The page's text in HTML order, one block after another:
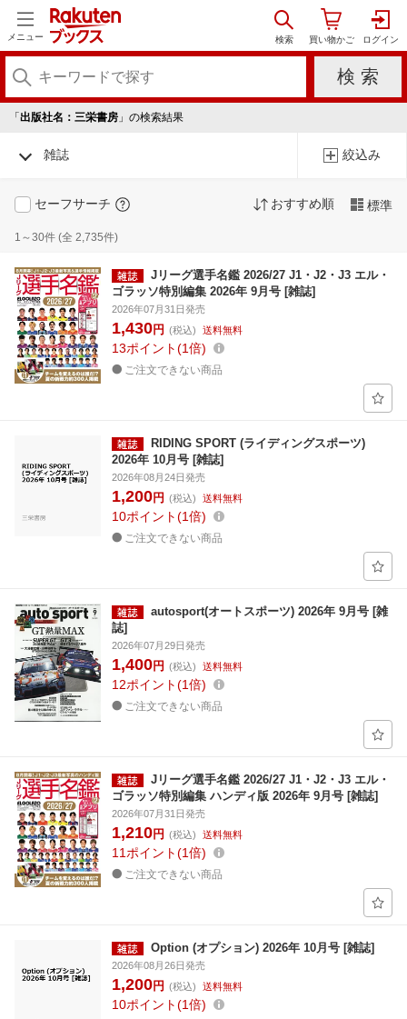
メニュー
「 出版社名：三栄書房 」の検索結果
雑誌 絞込み
セーフサーチ おすすめ順 標準
1～30件 (全 2,735件)
Jリーグ選手名鑑 2026/27 J1・J2・J3 エル・
ゴラッソ特別編集 2026年 9月号 [雑誌]
2026年07月31日発売
1,430円 (税込) 送料無料
13ポイント 1倍
ご注文できない商品
RIDING SPORT (ライディングスポーツ)
2026年 10月号 [雑誌]
2026年08月24日発売
1,200円 (税込) 送料無料
10ポイント 1倍
ご注文できない商品
autosport(オートスポーツ) 2026年 9月号 [雑
誌]
2026年07月29日発売
1,400円 (税込) 送料無料
12ポイント 1倍
ご注文できない商品
Jリーグ選手名鑑 2026/27 J1・J2・J3 エル・
ゴラッソ特別編集 ハンディ版 2026年 9月号 [雑誌]
2026年07月31日発売
1,210円 (税込) 送料無料
11 ポイント 1倍
ご注文できない商品
Option (オプション) 2026年 10月号 [雑誌]
2026年08月26日発売
1,200円 (税込) 送料無料
10ポイント 1倍